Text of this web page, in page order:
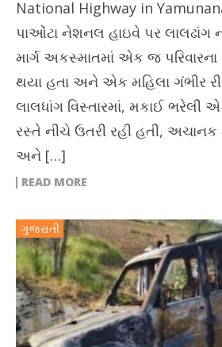
National Highway in
પાઓંટા નેશનલ હાઇવે પર
માર્ગ અકસ્માતમાં એક જ પરિવારના
થયા હતા અને એક મહિલા ગંભીર
લાલધાંગ વિસ્તારમાં, મકાઈ ભરેલી
રસ્તે નીચે ઉતરી રહી હતી, અચાનક
અને […]
READ MORE
ગુજરાતી